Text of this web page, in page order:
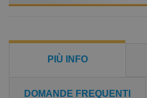
PIÙ INFO
DOMANDE FREQUENTI